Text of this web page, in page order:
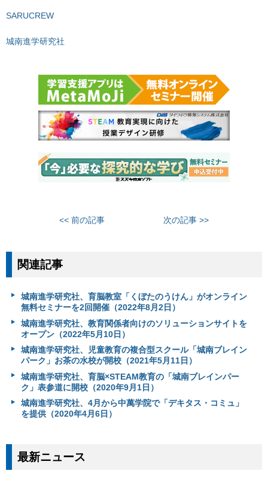
SARUCREW
城南進学研究社
<< 前の記事 次の記事 >>
関連記事
城南進学研究社、育脳教室「くぼたのうけん」がオンライン
無料セミナーを2回開催（2022年8月2日）
城南進学研究社、教育関係者向けのソリューションサイトを
オープン（2022年5月10日）
城南進学研究社、児童教育の複合型スクール「城南ブレイン
パーク」お茶の水校が開校（2021年5月11日）
城南進学研究社、育脳×STEAM教育の「城南ブレインパー
ク」表参道に開校（2020年9月1日）
城南進学研究社、4月から中萬学院で「デキタス・コミュ」
を提供（2020年4月6日）
最新ニュース